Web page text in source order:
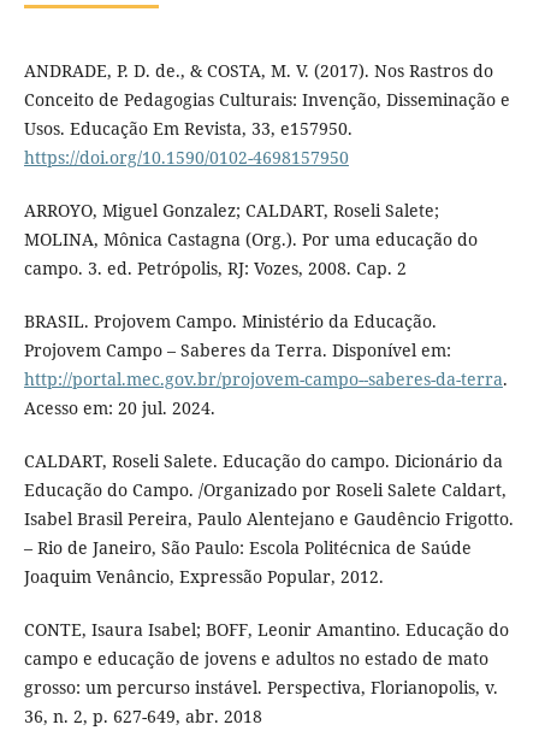
ANDRADE, P. D. de., & COSTA, M. V. (2017). Nos Rastros do
Conceito de Pedagogias Culturais: Invenção, Disseminação e
Usos. Educação Em Revista, 33, e157950.
https://doi.org/10.1590/0102-4698157950
ARROYO, Miguel Gonzalez; CALDART, Roseli Salete;
MOLINA, Mônica Castagna (Org.). Por uma educação do
campo. 3. ed. Petrópolis, RJ: Vozes, 2008. Cap. 2
BRASIL. Projovem Campo. Ministério da Educação.
Projovem Campo – Saberes da Terra. Disponível em:
http://portal.mec.gov.br/projovem-campo--saberes-da-terra.
Acesso em: 20 jul. 2024.
CALDART, Roseli Salete. Educação do campo. Dicionário da
Educação do Campo. /Organizado por Roseli Salete Caldart,
Isabel Brasil Pereira, Paulo Alentejano e Gaudêncio Frigotto.
– Rio de Janeiro, São Paulo: Escola Politécnica de Saúde
Joaquim Venâncio, Expressão Popular, 2012.
CONTE, Isaura Isabel; BOFF, Leonir Amantino. Educação do
campo e educação de jovens e adultos no estado de mato
grosso: um percurso instável. Perspectiva, Florianopolis, v.
36, n. 2, p. 627-649, abr. 2018